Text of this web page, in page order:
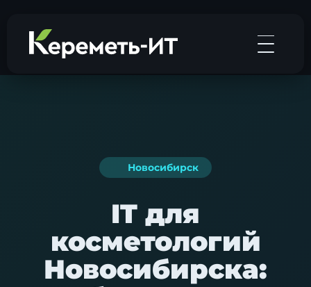
Новосибирск
IT для
косметологий
Новосибирска: